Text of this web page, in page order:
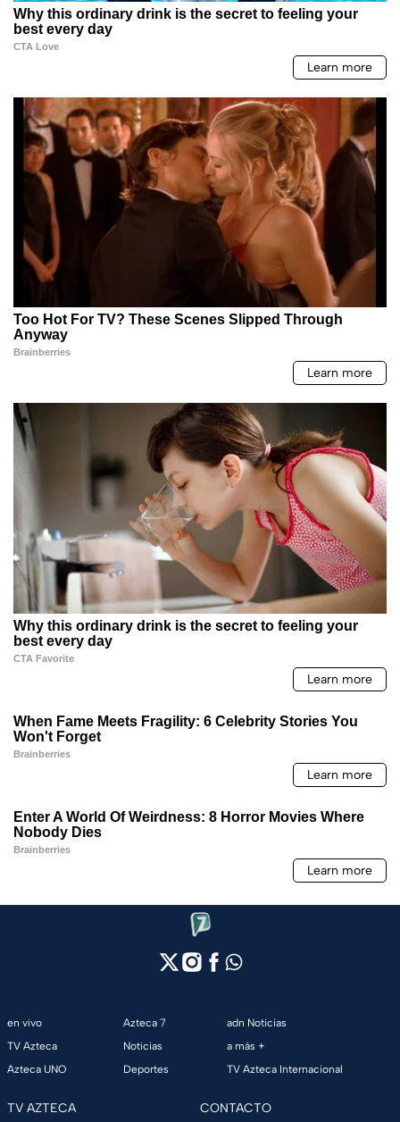
en vivo
TV Azteca
Azteca UNO
Azteca 7
Noticias
Deportes
adn Noticias
a más +
TV Azteca Internacional
TV AZTECA CONTACTO